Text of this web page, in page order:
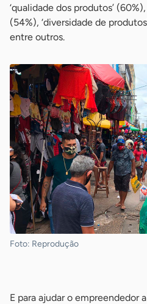
‘qualidade dos produtos’
(54%), ‘diversidade de
entre outros.
Foto: Reprodução
E para ajudar o empreendedor